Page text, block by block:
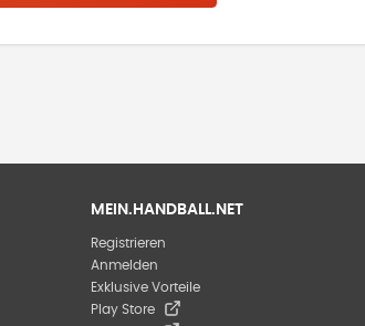
MEIN.HANDBALL.NET
Registrieren
Anmelden
Exklusive Vorteile
Play Store